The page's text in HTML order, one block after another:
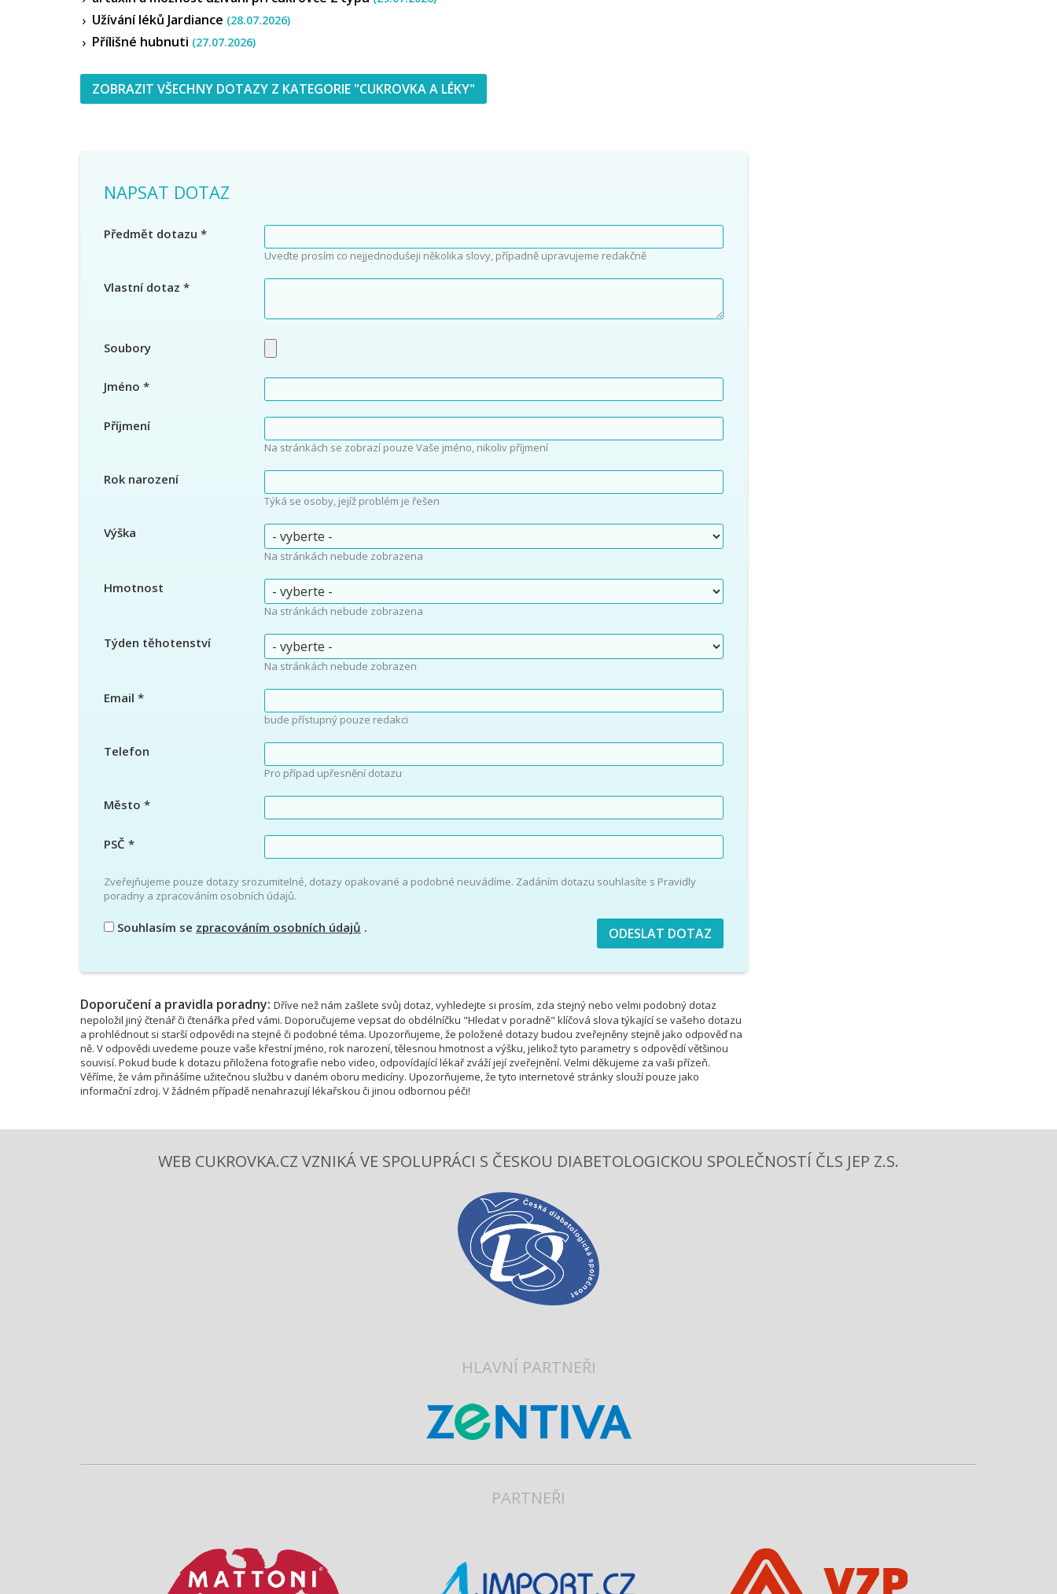
Užívání léků Jardiance (28.07.2026)
Přílišné hubnuti (27.07.2026)
ZOBRAZIT VŠECHNY DOTAZY Z KATEGORIE "CUKROVKA A LÉKY"
NAPSAT DOTAZ
Předmět dotazu *
Uveďte prosím co nejjednodušeji několika slovy, případně upravujeme redakčně
Vlastní dotaz *
Soubory
Jméno *
Příjmení
Na stránkách se zobrazí pouze Vaše jméno, nikoliv příjmení
Rok narození
Týká se osoby, jejíž problém je řešen
Výška
Na stránkách nebude zobrazena
Hmotnost
Na stránkách nebude zobrazena
Týden těhotenství
Na stránkách nebude zobrazen
Email *
bude přístupný pouze redakci
Telefon
Pro případ upřesnění dotazu
Město *
PSČ *
Zveřejňujeme pouze dotazy srozumitelné, dotazy opakované a podobné neuvádíme. Zadáním dotazu souhlasíte s Pravidly
poradny a zpracováním osobních údajů.
Souhlasím se zpracováním osobních údajů .
Doporučení a pravidla poradny: Dříve než nám zašlete svůj dotaz, vyhledejte si prosím, zda stejný nebo velmi podobný dotaz
nepoložil jiný čtenář či čtenářka před vámi. Doporučujeme vepsat do obdélníčku "Hledat v poradně" klíčová slova týkající se vašeho dotazu
a prohlédnout si starší odpovědi na stejné či podobné téma. Upozorňujeme, že položené dotazy budou zveřejněny stejně jako odpověď na
ně. V odpovědi uvedeme pouze vaše křestní jméno, rok narození, tělesnou hmotnost a výšku, jelikož tyto parametry s odpovědí většinou
souvisí. Pokud bude k dotazu přiložena fotografie nebo video, odpovídající lékař zváží její zveřejnění. Velmi děkujeme za vaši přízeň.
Věříme, že vám přinášíme užitečnou službu v daném oboru medicíny. Upozorňujeme, že tyto internetové stránky slouží pouze jako
informační zdroj. V žádném případě nenahrazují lékařskou či jinou odbornou péči!
WEB CUKROVKA.CZ VZNIKÁ VE SPOLUPRÁCI S ČESKOU DIABETOLOGICKOU SPOLEČNOSTÍ ČLS JEP Z.S.
HLAVNÍ PARTNEŘI
PARTNEŘI